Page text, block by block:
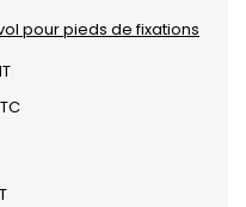
pour pieds de fixations